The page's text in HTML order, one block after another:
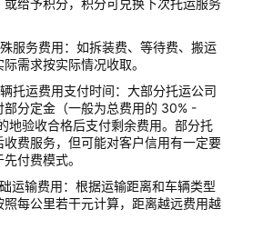
服务费用：如拆装费、等待费、搬运
需求按实际情况收取。
托运费用支付时间：大部分托运公司
部分定金（一般为总费用的 30% -
地验收合格后支付剩余费用。部分托
费服务，但可能对客户信用有一定要
付费模式。
运输费用：根据运输距离和车辆类型
每公里若干元计算，距离越远费用越